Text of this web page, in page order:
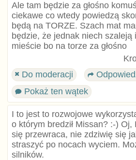
Ale tam będzie za głośno
ciekawe co wtedy powiedzą
będą na TORZE. Szach mat
będzie, że jednak niech szaleją
mieście bo na torze za głośno
Do moderacji
Pokaż ten wątek
I to jest to rozwojowe
o którym bredził Missan? :-)
się przewraca, nie zdziwię się
straszyć po nocach wyciem.
silników.